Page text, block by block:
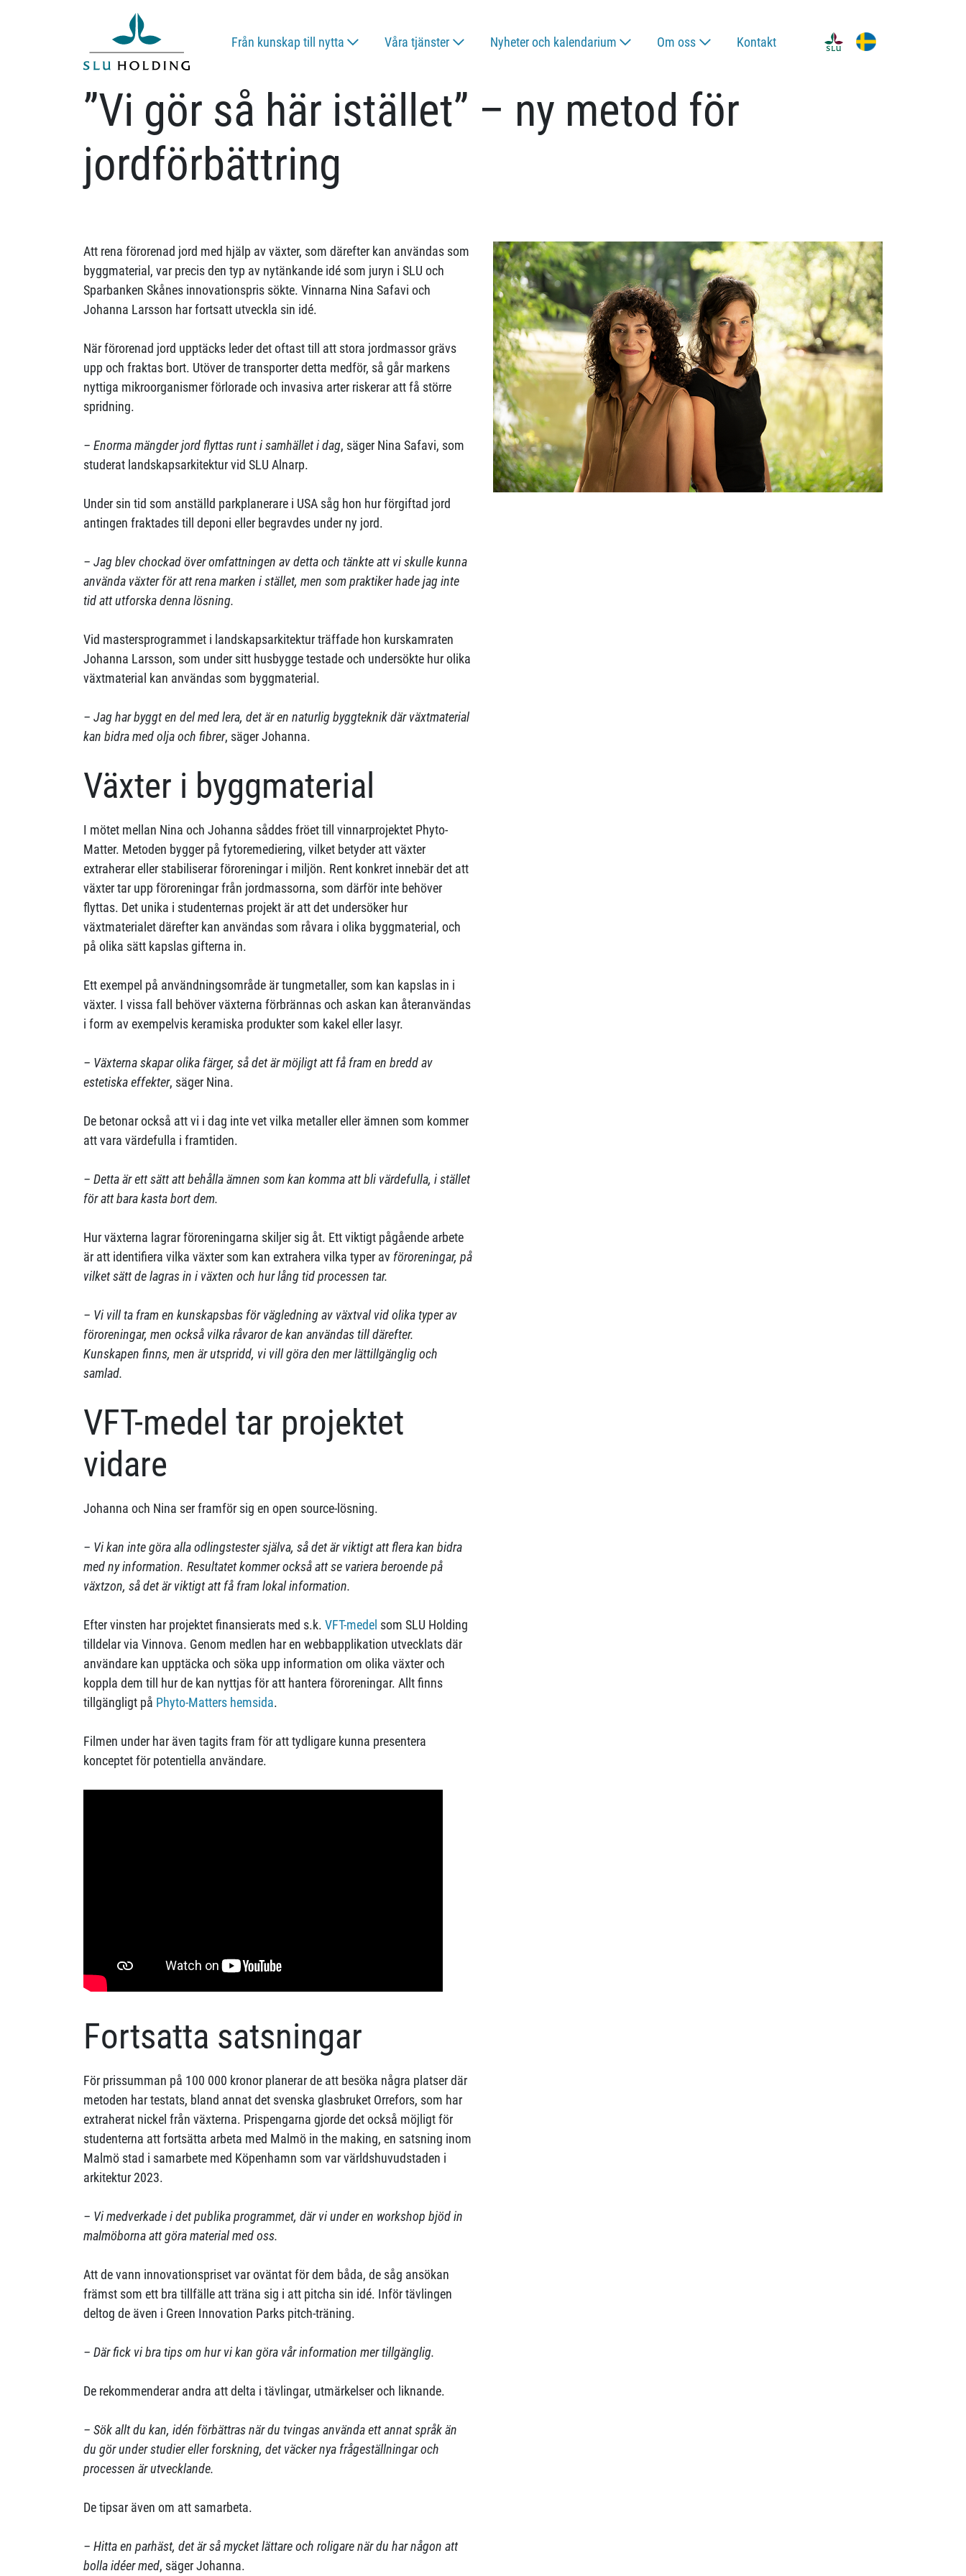
Från kunskap till nytta Våra tjänster Nyheter och kalendarium Om oss Kontakt
”Vi gör så här istället” – ny metod för
jordförbättring
Att rena förorenad jord med hjälp av växter, som därefter kan användas som
byggmaterial, var precis den typ av nytänkande idé som juryn i SLU och
Sparbanken Skånes innovationspris sökte. Vinnarna Nina Safavi och
Johanna Larsson har fortsatt utveckla sin idé.
När förorenad jord upptäcks leder det oftast till att stora jordmassor grävs
upp och fraktas bort. Utöver de transporter detta medför, så går markens
nyttiga mikroorganismer förlorade och invasiva arter riskerar att få större
spridning.
– Enorma mängder jord flyttas runt i samhället i dag, säger Nina Safavi, som
studerat landskapsarkitektur vid SLU Alnarp.
Under sin tid som anställd parkplanerare i USA såg hon hur förgiftad jord
antingen fraktades till deponi eller begravdes under ny jord.
– Jag blev chockad över omfattningen av detta och tänkte att vi skulle kunna
använda växter för att rena marken i stället, men som praktiker hade jag inte
tid att utforska denna lösning.
Vid mastersprogrammet i landskapsarkitektur träffade hon kurskamraten
Johanna Larsson, som under sitt husbygge testade och undersökte hur olika
växtmaterial kan användas som byggmaterial.
– Jag har byggt en del med lera, det är en naturlig byggteknik där växtmaterial
kan bidra med olja och fibrer, säger Johanna.
Växter i byggmaterial
I mötet mellan Nina och Johanna såddes fröet till vinnarprojektet Phyto-
Matter. Metoden bygger på fytoremediering, vilket betyder att växter
extraherar eller stabiliserar föroreningar i miljön. Rent konkret innebär det att
växter tar upp föroreningar från jordmassorna, som därför inte behöver
flyttas. Det unika i studenternas projekt är att det undersöker hur
växtmaterialet därefter kan användas som råvara i olika byggmaterial, och
på olika sätt kapslas gifterna in.
Ett exempel på användningsområde är tungmetaller, som kan kapslas in i
växter. I vissa fall behöver växterna förbrännas och askan kan återanvändas
i form av exempelvis keramiska produkter som kakel eller lasyr.
– Växterna skapar olika färger, så det är möjligt att få fram en bredd av
estetiska effekter, säger Nina.
De betonar också att vi i dag inte vet vilka metaller eller ämnen som kommer
att vara värdefulla i framtiden.
– Detta är ett sätt att behålla ämnen som kan komma att bli värdefulla, i stället
för att bara kasta bort dem.
Hur växterna lagrar föroreningarna skiljer sig åt. Ett viktigt pågående arbete
är att identifiera vilka växter som kan extrahera vilka typer av föroreningar, på
vilket sätt de lagras in i växten och hur lång tid processen tar.
– Vi vill ta fram en kunskapsbas för vägledning av växtval vid olika typer av
föroreningar, men också vilka råvaror de kan användas till därefter.
Kunskapen finns, men är utspridd, vi vill göra den mer lättillgänglig och
samlad.
VFT-medel tar projektet
vidare
Johanna och Nina ser framför sig en open source-lösning.
– Vi kan inte göra alla odlingstester själva, så det är viktigt att flera kan bidra
med ny information. Resultatet kommer också att se variera beroende på
växtzon, så det är viktigt att få fram lokal information.
Efter vinsten har projektet finansierats med s.k.VFT-medel som SLU Holding
tilldelar via Vinnova. Genom medlen har en webbapplikation utvecklats där
användare kan upptäcka och söka upp information om olika växter och
koppla dem till hur de kan nyttjas för att hantera föroreningar. Allt finns
tillgängligt på Phyto-Matters hemsida.
Filmen under har även tagits fram för att tydligare kunna presentera
konceptet för potentiella användare.
Fortsatta satsningar
För prissumman på 100 000 kronor planerar de att besöka några platser där
metoden har testats, bland annat det svenska glasbruket Orrefors, som har
extraherat nickel från växterna. Prispengarna gjorde det också möjligt för
studenterna att fortsätta arbeta med Malmö in the making, en satsning inom
Malmö stad i samarbete med Köpenhamn som var världshuvudstaden i
arkitektur 2023.
– Vi medverkade i det publika programmet, där vi under en workshop bjöd in
malmöborna att göra material med oss.
Att de vann innovationspriset var oväntat för dem båda, de såg ansökan
främst som ett bra tillfälle att träna sig i att pitcha sin idé. Inför tävlingen
deltog de även i Green Innovation Parks pitch-träning.
– Där fick vi bra tips om hur vi kan göra vår information mer tillgänglig.
De rekommenderar andra att delta i tävlingar, utmärkelser och liknande.
– Sök allt du kan, idén förbättras när du tvingas använda ett annat språk än
du gör under studier eller forskning, det väcker nya frågeställningar och
processen är utvecklande.
De tipsar även om att samarbeta.
– Hitta en parhäst, det är så mycket lättare och roligare när du har någon att
bolla idéer med, säger Johanna.